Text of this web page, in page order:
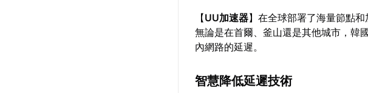
【UU加速器】在全球部署了海量節點
無論是在首爾、釜山還是其他城市，韓
內網路的延遲。
智慧降低延遲技術